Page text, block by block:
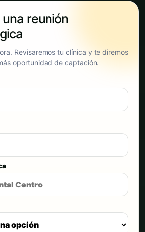
una reunión
Revisaremos tu clínica y te diremos
oportunidad de captación.